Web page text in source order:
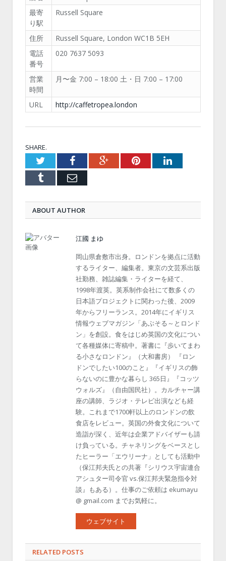
最寄
り駅
Russell Square
住所
Russell Square, London WC1B 5EH
電話
番号
020 7637 5093
営業
時間
月〜金 7:00 – 18:00 土・日 7:00 – 17:00
URL http://caffetropea.london
SHARE.
TwitterFacebookGoogle+PinterestLinkedIn
Tumblr Email
ABOUT AUTHOR
江國 まゆ
岡山県倉敷市出身。ロンドンを拠点に活動
するライター、編集者。東京の文芸系出版
社勤務、雑誌編集・ライターを経て、
1998年渡英。英系制作会社にて数多くの
日本語プロジェクトに関わった後、2009
年からフリーランス。2014年にイギリス
情報ウェブマガジン「あぶそる～とロンド
ン」を創設。食をはじめ英国の文化につい
て各種媒体に寄稿中。著書に『歩いてまわ
る小さなロンドン』（大和書房） 『ロン
ドンでしたい100のこと』『イギリスの飾
らないのに豊かな暮らし 365日』『コッツ
ウォルズ』（自由国民社）。カルチャー講
座の講師、ラジオ・テレビ出演なども経
験。これまで1700軒以上のロンドンの飲
食店をレビュー。英国の外食文化について
造詣が深く、近年は企業アドバイザーも請
け負っている。チャネリングをベースとし
たヒーラー「エウリーナ」としても活動中
（保江邦夫氏との共著『シリウス宇宙連合
アシュター司令官 vs.保江邦夫緊急指令対
談』もある）。仕事のご依頼は ekumayu
@ gmail.com までお気軽に。
ウェブサイト
RELATED POSTS